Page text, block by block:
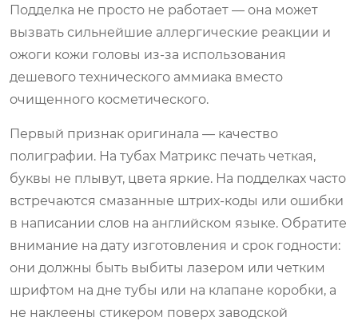
Подделка не просто не работает — она может
вызвать сильнейшие аллергические реакции и
ожоги кожи головы из-за использования
дешевого технического аммиака вместо
очищенного косметического.
Первый признак оригинала — качество
полиграфии. На тубах Матрикс печать четкая,
буквы не плывут, цвета яркие. На подделках часто
встречаются смазанные штрих-коды или ошибки
в написании слов на английском языке. Обратите
внимание на дату изготовления и срок годности:
они должны быть выбиты лазером или четким
шрифтом на дне тубы или на клапане коробки, а
не наклеены стикером поверх заводской